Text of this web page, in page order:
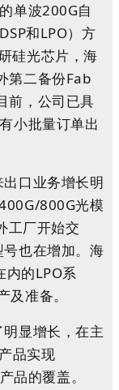
单波200G自
和LPO）方
硅光芯片，海
第二备份Fab
前，公司已具
小批量订单出
口业务增长明
800G光模
工厂开始交
也在增加。海
内的LPO系
准备。
显增长，在主
品实现
品的覆盖。